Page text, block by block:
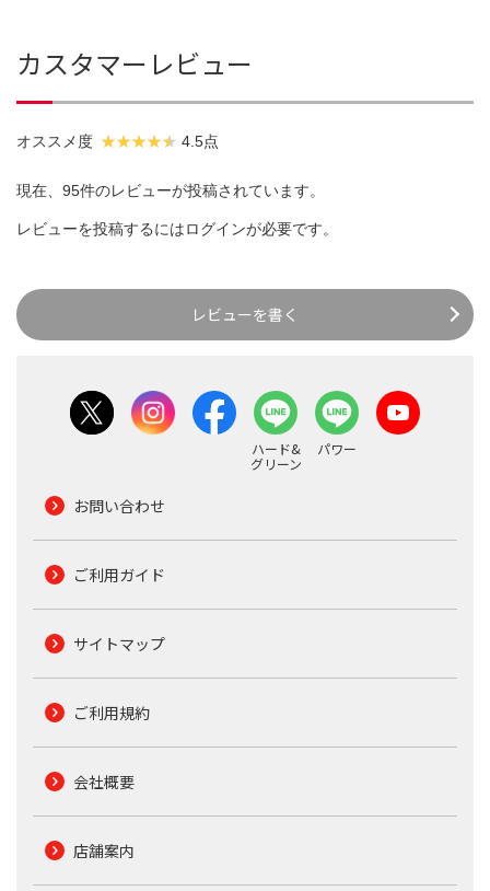
カスタマーレビュー
オススメ度 4.5点
現在、95件のレビューが投稿されています。
レビューを投稿するにはログインが必要です。
レビューを書く
ハード&
グリーン
パワー
お問い合わせ
ご利用ガイド
サイトマップ
ご利用規約
会社概要
店舗案内